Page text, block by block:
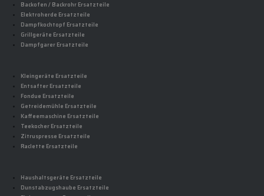
Backofen / Backrohr Ersatzteile
Elektroherde Ersatzteile
Dampfkochtopf Ersatzteile
Grillgeräte Ersatzteile
Dampfgarer Ersatzteile
Kleingeräte Ersatzteile
Entsafter Ersatzteile
Fondue Ersatzteile
Getreidemühle Ersatzteile
Kaffeemaschine Ersatzteile
Teekocher Ersatzteile
Zitruspresse Ersatzteile
Raclette Ersatzteile
Haushaltsgeräte Ersatzteile
Dunstabzugshaube Ersatzteile